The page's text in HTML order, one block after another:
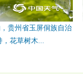
贵州省玉屏侗族自治
，花草树木...